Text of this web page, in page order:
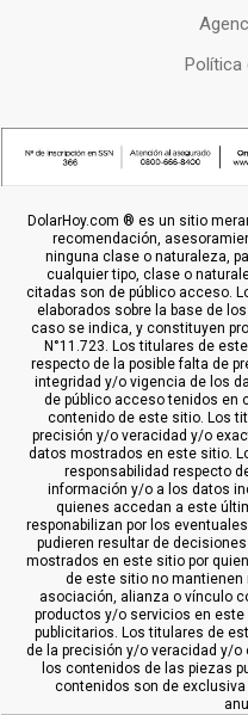
Política
DolarHoy.com ® es un sitio
recomendación,
ninguna clase o naturaleza,
cualquier tipo, clase o
citadas son de público acceso.
elaborados sobre la base de
caso se indica, y constituyen
N°11.723. Los titulares de
respecto de la posible falta de
integridad y/o vigencia de los
de público acceso tenidos en
contenido de este sitio. Los
precisión y/o veracidad y/o
datos mostrados en este sitio.
responsabilidad respecto
información y/o a los datos
quienes accedan a este
responabilizan por los
pudieren resultar de
mostrados en este sitio por
de este sitio no mantienen
asociación, alianza o vínculo
productos y/o servicios en
publicitarios. Los titulares de
de la precisión y/o veracidad y/
los contenidos de las piezas
contenidos son de